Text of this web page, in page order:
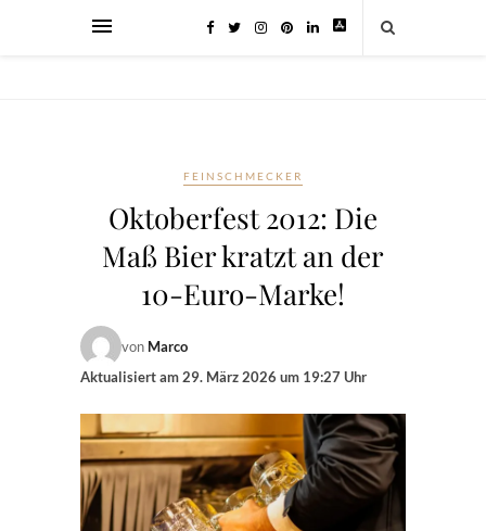
FEINSCHMECKER
Oktoberfest 2012: Die
Maß Bier kratzt an der
10-Euro-Marke!
von Marco
Aktualisiert am29. März 2026 um 19:27 Uhr